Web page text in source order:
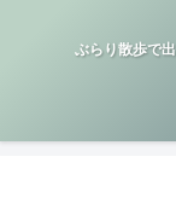
ぶらり散歩で